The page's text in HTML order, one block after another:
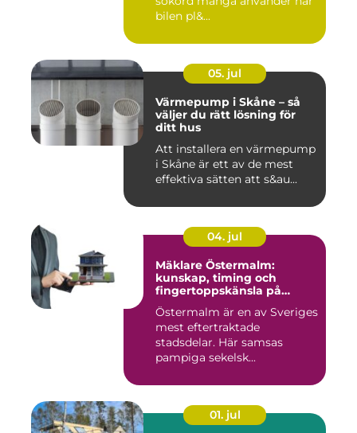
bilen pl&...
05. jul
Värmepump i Skåne – så
väljer du rätt lösning för
ditt hus
Att installera en värmepump
i Skåne är ett av de mest
effektiva sätten att s&au...
04. jul
Mäklare Östermalm:
kunskap, timing och
fingertoppskänsla på
adress
Östermalm är en av Sveriges
mest eftertraktade
stadsdelar. Här samsas
pampiga sekelsk...
01. jul